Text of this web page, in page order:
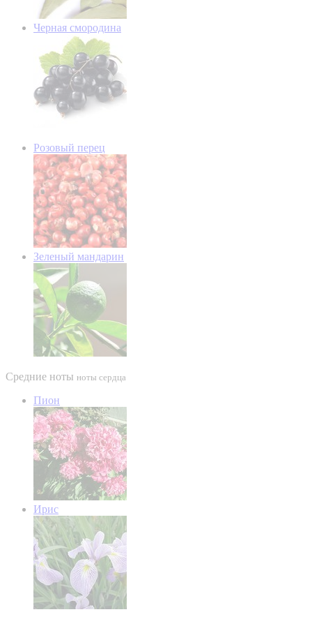
Черная смородина
Розовый перец
Зеленый мандарин
Средние ноты ноты сердца
Пион
Ирис